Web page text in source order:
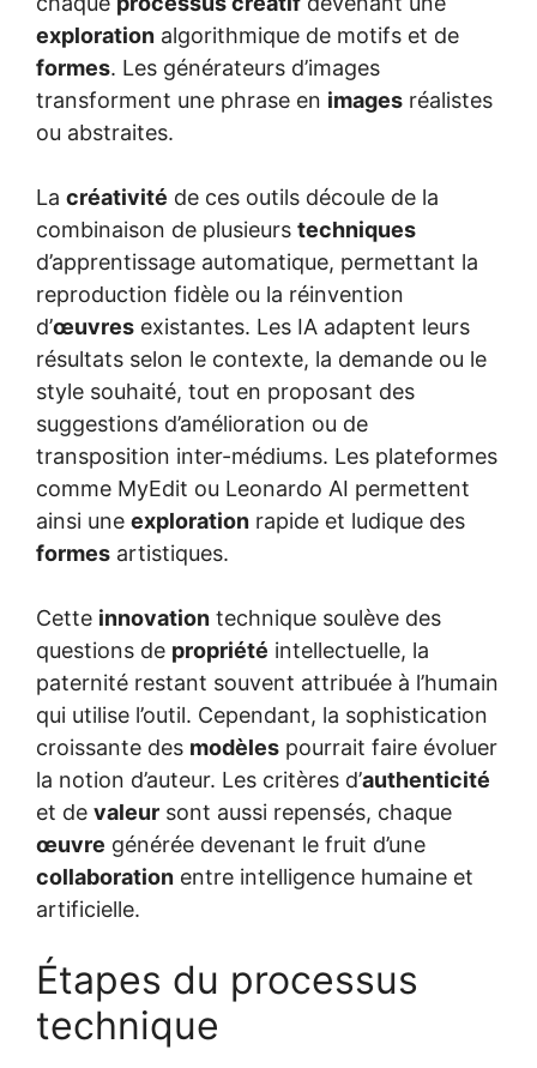
exploration algorithmique de motifs et de
formes. Les générateurs d’images
transforment une phrase en images réalistes
ou abstraites.
La créativité de ces outils découle de la
combinaison de plusieurs techniques
d’apprentissage automatique, permettant la
reproduction fidèle ou la réinvention
d’œuvres existantes. Les IA adaptent leurs
résultats selon le contexte, la demande ou le
style souhaité, tout en proposant des
suggestions d’amélioration ou de
transposition inter-médiums. Les plateformes
comme MyEdit ou Leonardo AI permettent
ainsi une exploration rapide et ludique des
formes artistiques.
Cette innovation technique soulève des
questions de propriété intellectuelle, la
paternité restant souvent attribuée à l’humain
qui utilise l’outil. Cependant, la sophistication
croissante des modèles pourrait faire évoluer
la notion d’auteur. Les critères d’authenticité
et de valeur sont aussi repensés, chaque
œuvre générée devenant le fruit d’une
collaboration entre intelligence humaine et
artificielle.
Étapes du processus
technique